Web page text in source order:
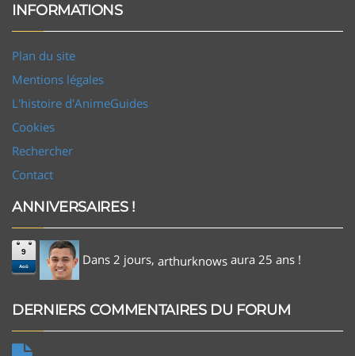
INFORMATIONS
Plan du site
Mentions légales
L'histoire d'AnimeGuides
Cookies
Rechercher
Contact
ANNIVERSAIRES !
9
Aoû Dans 2 jours, arthurknows aura 25 ans !
DERNIERS COMMENTAIRES DU FORUM